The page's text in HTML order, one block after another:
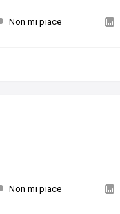
Non mi piace
Non mi piace